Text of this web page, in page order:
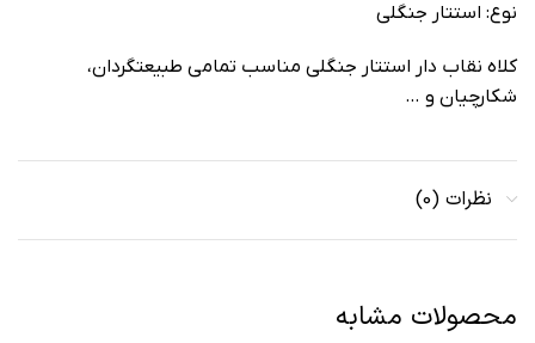
نوع: استتار جنگلی
کلاه نقاب دار استتار جنگلی مناسب تمامی طبیعتگردان،
شکارچیان و …
نظرات (0)
محصولات مشابه